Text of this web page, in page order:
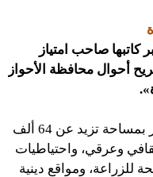
كاتبها صاحب امتياز
أحوال محافظة الأحواز
«إنّ محافظة الأحواز بمساحة تزيد عن 64 ألف
وعرقي، واحتياطيات
ومواقع دينية